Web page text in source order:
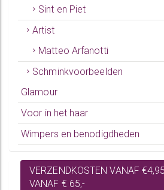
Sint en Piet
Artist
Matteo Arfanotti
Schminkvoorbeelden
Glamour
Voor in het haar
Wimpers en benodigdheden
VERZENDKOSTEN VANAF
VANAF € 65,-